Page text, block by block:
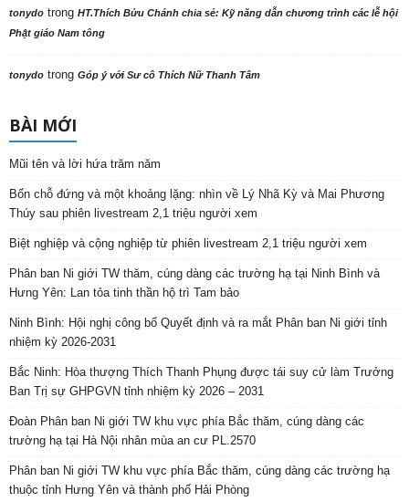
tonydo trong HT.Thích Bửu Chánh chia sẻ: Kỹ năng dẫn chương trình các lễ hội
Phật giáo Nam tông
tonydo trong Góp ý với Sư cô Thích Nữ Thanh Tâm
BÀI MỚI
Mũi tên và lời hứa trăm năm
Bốn chỗ đứng và một khoảng lặng: nhìn về Lý Nhã Kỳ và Mai Phương
Thúy sau phiên livestream 2,1 triệu người xem
Biệt nghiệp và cộng nghiệp từ phiên livestream 2,1 triệu người xem
Phân ban Ni giới TW thăm, cúng dàng các trường hạ tại Ninh Bình và
Hưng Yên: Lan tỏa tinh thần hộ trì Tam bảo
Ninh Bình: Hội nghị công bố Quyết định và ra mắt Phân ban Ni giới tỉnh
nhiệm kỳ 2026-2031
Bắc Ninh: Hòa thượng Thích Thanh Phụng được tái suy cử làm Trưởng
Ban Trị sự GHPGVN tỉnh nhiệm kỳ 2026 – 2031
Đoàn Phân ban Ni giới TW khu vực phía Bắc thăm, cúng dàng các
trường hạ tại Hà Nội nhân mùa an cư PL.2570
Phân ban Ni giới TW khu vực phía Bắc thăm, cúng dàng các trường hạ
thuộc tỉnh Hưng Yên và thành phố Hải Phòng